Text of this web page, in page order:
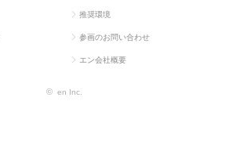
推奨環境
参画のお問い合わせ
エン会社概要
© en Inc.